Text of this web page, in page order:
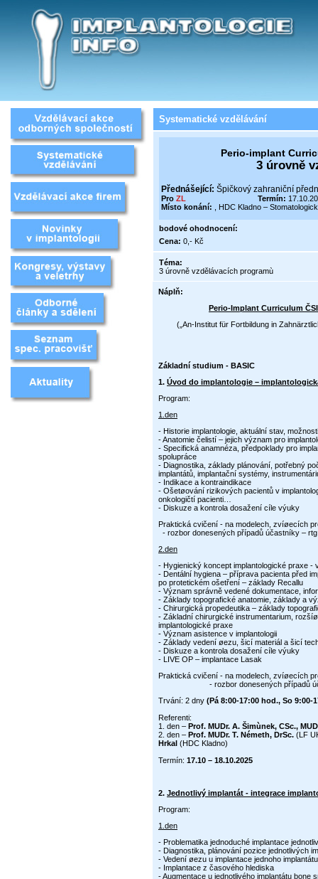
Systematické vzdělávání
Perio-implant
3 úrovně
Přednášející: Špičkový zahraniční
Pro ZL Termín:
Místo konání: , HDC Kladno –
bodové ohodnocení:
Cena: 0,- Kč
Téma:
3 úrovně vzdělávacích programù
Náplň:
Perio-Implant Curriculum
(„An-Institut für Fortbildung in
Základní studium - BASIC
1. Úvod do implantologie –
Program:
1.den
- Historie implantologie, aktuální stav,
- Anatomie čelistí – jejich význam pro
- Specifická anamnéza, předpoklady pro
spolupráce
- Diagnostika, základy plánování, potřebný
implantátů, implantační systémy,
- Indikace a kontraindikace
- Ošetøování rizikových pacientů v
onkologičtí pacienti…
- Diskuze a kontrola dosažení cíle výuky
Praktická cvičení - na modelech, zvíøecích
- rozbor donesených případů účastníky –
2.den
- Hygienický koncept implantologické praxe -
- Dentální hygiena – příprava pacienta před
po protetickém ošetření – základy Recallu
- Význam správně vedené dokumentace,
- Základy topografické anatomie, základy a
- Chirurgická propedeutika – základy
- Základní chirurgické instrumentarium,
implantologické praxe
- Význam asistence v implantologii
- Základy vedení øezu, šicí materiál a šicí
- Diskuze a kontrola dosažení cíle výuky
- LIVE OP – implantace Lasak
Praktická cvičení - na modelech, zvíøecích
- rozbor donesených případů
Trvání: 2 dny (Pá 8:00-17:00 hod., So 9:00-
Referenti:
1. den – Prof. MUDr. A. Šimùnek, CSc.,
2. den – Prof. MUDr. T. Németh, DrSc. (LF
Hrkal (HDC Kladno)
Termín: 17.10 – 18.10.2025
2. Jednotlivý implantát - integrace
Program:
1.den
- Problematika jednoduché implantace
- Diagnostika, plánování pozice jednotlivých
- Vedení øezu u implantace jednoho implantátu
- Implantace z časového hlediska
- Augmentace u jednotlivého implantátu bone